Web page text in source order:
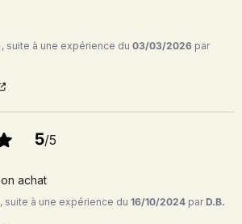
, suite à une expérience du03/03/2026 par
5/5
achat
, suite à une expérience du16/10/2024 parD.B.